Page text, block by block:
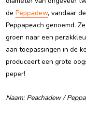
de Peppadew, vandaar
Peppapeach genoemd.
groen naar een
aan toepassingen in de
produceert een grote
peper!
Naam: Peachadew /